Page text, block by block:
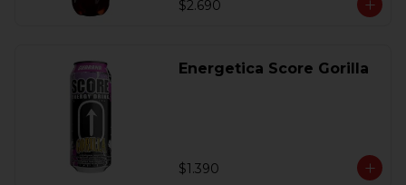
$2.690
Energetica Score Gorilla
$1.390